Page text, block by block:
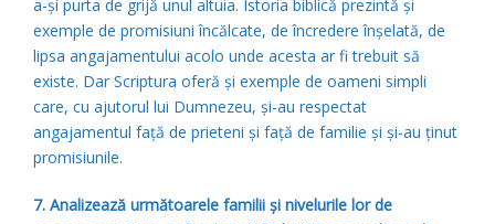
a-şi purta de grijă unul altuia. Istoria biblică prezintă şi
exemple de promisiuni încălcate, de încredere înşelată, de
lipsa angajamentului acolo unde acesta ar fi trebuit să
existe. Dar Scriptura oferă şi exemple de oameni simpli
care, cu ajutorul lui Dumnezeu, şi-au respectat
angajamentul faţă de prieteni şi faţă de familie şi şi-au ţinut
promisiunile.
7. Analizează următoarele familii şi nivelurile lor de